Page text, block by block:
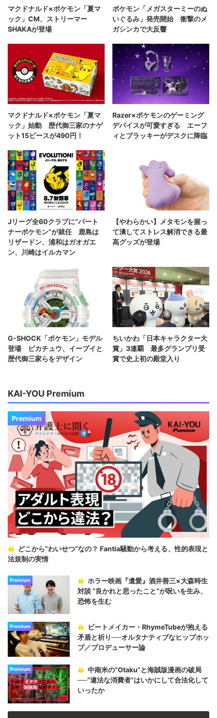
マクドナルド×ポケモン「夏マ
ック」CM、ストリーマー
SHAKAが登場
ポケモン「メガスターミーのぬ
いぐるみ」発売開始 衝撃のメ
ガシンカで大反響
マクドナルド×ポケモン「夏マ
ック」始動 歴代御三家のナゲ
ット15ピースが490円！
Razer×ポケモンのゲーミング
デバイスが可愛すぎる エーフ
ィとブラッキーがデスクに降臨
Jリーグ全60クラブに“パート
ナーポケモン”が就任 鹿島は
リザードン、浦和はガオガエ
ン、川崎はイルカマン
【やわらかい】メタモンを握っ
て潰してストレス解消できる最
高グッズが登場
G-SHOCK「ポケモン」モデル
登場 ピカチュウ、イーブイと
歴代御三家らをデザイン
ちいかわ「日本キャラクター大
賞」3連覇 最多グランプリ受
賞で史上初の殿堂入り
KAI-YOU Premium
Premium
どこから“わいせつ”なの？ Fantia騒動から考える、性的表現と
法規制の実情
Premium
ホラー映画『遺愛』酒井善三×大森時生
対談 “良かれと思ったこと“が呪いを生み、
恐怖を生む
Premium
ビートメイカー・RhymeTubeが抱える
矛盾と祈り──オルタナティブなヒップホッ
プ／プロデューサー論
Premium
中南米の“Otaku”と海賊版漫画の破局
──“違法な消費者”はいかにして合法化して
いったか